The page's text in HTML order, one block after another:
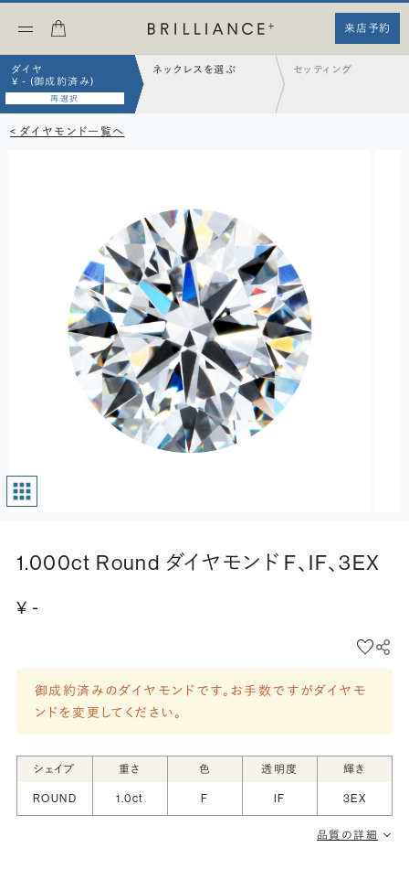
来店予約
ダイヤ
¥ - (御成約済み)
再選択
ネックレスを選ぶ セッティング
< ダイヤモンド一覧へ
1.000ct Round ダイヤモンド F、IF、3EX
¥ -
御成約済みのダイヤモンドです。お手数ですがダイヤモ
ンドを変更してください。
シェイプ 重さ 色 透明度 輝き
ROUND 1.0ct F IF 3EX
品質の詳細